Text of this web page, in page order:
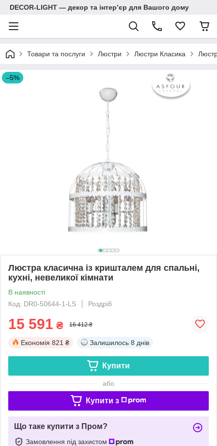
DECOR-LIGHT — декор та інтерʼєр для Вашого дому
Товари та послуги Люстри Люстри Класика
–5%
Люстра класична із кришталем для спальні,
кухні, невеликої кімнати
В наявності
Код: DR0-50644-1-LS
Роздріб
15 591 ₴ 16 412 ₴
Економія 821 ₴ Залишилось 8 днів
Купити
або
Купити з
Що таке купити з Пром?
Замовлення під захистом